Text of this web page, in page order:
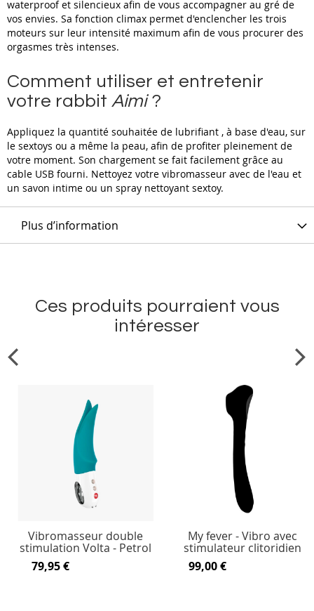
waterproof et silencieux afin de vous accompagner au gré de
vos envies. Sa fonction climax permet d'enclencher les trois
moteurs sur leur intensité maximum afin de vous procurer des
orgasmes très intenses.
Comment utiliser et entretenir
votre rabbit Aimi?
Appliquez la quantité souhaitée de lubrifiant , à base d'eau, sur
le sextoys ou a même la peau, afin de profiter pleinement de
votre moment. Son chargement se fait facilement grâce au
cable USB fourni. Nettoyez votre vibromasseur avec de l'eau et
un savon intime ou un spray nettoyant sextoy.
Plus d’information
Ces produits pourraient vous
intéresser
Vibromasseur double
stimulation Volta - Petrol
79,95 €
My fever - Vibro avec
stimulateur clitoridien
99,00 €